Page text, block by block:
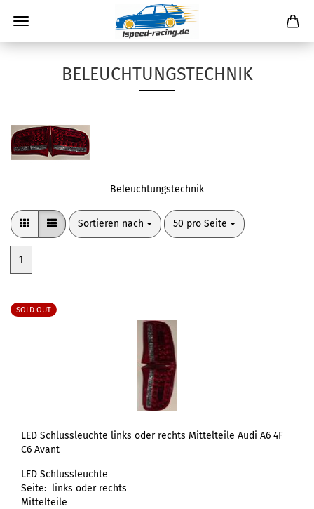
BELEUCHTUNGSTECHNIK
Beleuchtungstechnik
Sortieren nach
Sortieren nach 50 pro Seite
pro Seite
1
SOLD OUT
LED Schlussleuchte links oder rechts Mittelteile Audi A6 4F
C6 Avant
LED Schlussleuchte
Seite: links oder rechts
Mittelteile